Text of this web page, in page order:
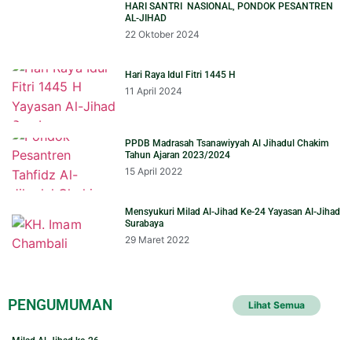
HARI SANTRI NASIONAL, PONDOK PESANTREN
AL-JIHAD
22 Oktober 2024
Hari Raya Idul Fitri 1445 H
11 April 2024
PPDB Madrasah Tsanawiyyah Al Jihadul Chakim
Tahun Ajaran 2023/2024
15 April 2022
Mensyukuri Milad Al-Jihad Ke-24 Yayasan Al-Jihad
Surabaya
29 Maret 2022
PENGUMUMAN Lihat Semua